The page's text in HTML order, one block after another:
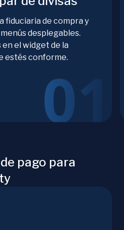
fiduciaria de compra y
desplegables.
el widget de la
estés conforme.
pago para